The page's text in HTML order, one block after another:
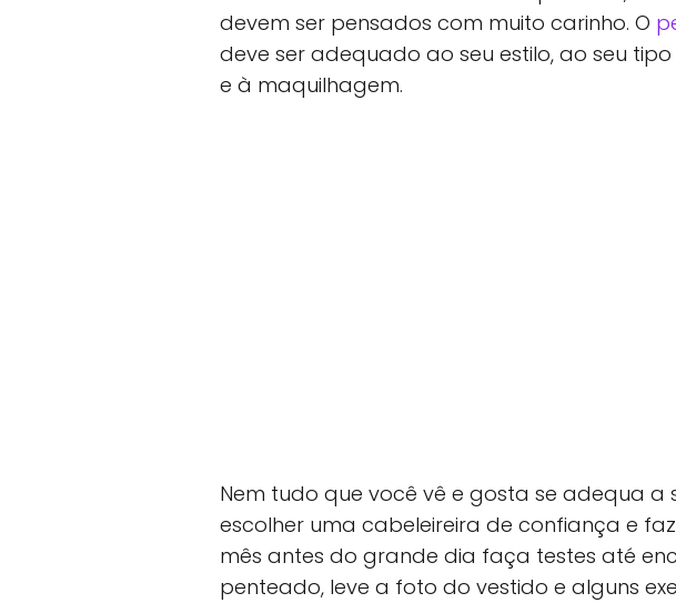
devem ser pensados com muito carinho. O
deve ser adequado ao seu estilo, ao seu
e à maquilhagem.
Nem tudo que você vê e gosta se adequa a
escolher uma cabeleireira de confiança e
mês antes do grande dia faça testes até
penteado, leve a foto do vestido e alguns